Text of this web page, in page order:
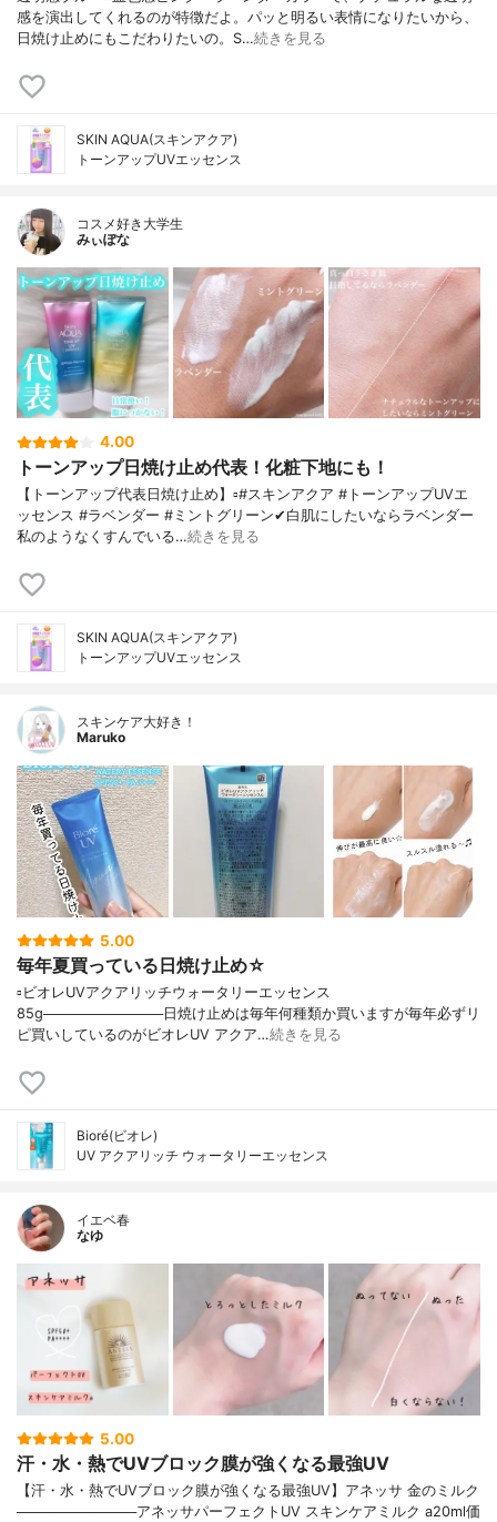
感を演出してくれるのが特徴だよ。パッと明るい表情になりたいから、
日焼け止めにもこだわりたいの。S…続きを見る
SKIN AQUA(スキンアクア)
トーンアップUVエッセンス
コスメ好き大学生
みぃぽな
4.00
トーンアップ日焼け止め代表！化粧下地にも！
【トーンアップ代表日焼け止め】▫️#スキンアクア #トーンアップUVエ
ッセンス #ラベンダー #ミントグリーン✔白肌にしたいならラベンダー
私のようなくすんでいる…続きを見る
SKIN AQUA(スキンアクア)
トーンアップUVエッセンス
スキンケア大好き！
Maruko
5.00
毎年夏買っている日焼け止め☆
▫️ビオレUVアクアリッチウォータリーエッセンス
85g────────────日焼け止めは毎年何種類か買いますが毎年必ずリ
ピ買いしているのがビオレUV アクア…続きを見る
Bioré(ビオレ)
UV アクアリッチ ウォータリーエッセンス
イエベ春
なゆ
5.00
汗・水・熱でUVブロック膜が強くなる最強UV
【汗・水・熱でUVブロック膜が強くなる最強UV】アネッサ 金のミルク
────────────アネッサパーフェクトUV スキンケアミルク a20ml価